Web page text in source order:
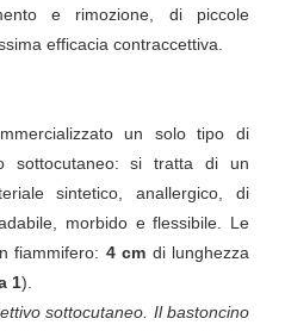
e rimozione, di piccole
efficacia contraccettiva.
un solo tipo di
sottocutaneo: si tratta di un
sintetico, anallergico, di
morbido e flessibile. Le
fiammifero: 4 cm di lunghezza
1).
sottocutaneo. Il bastoncino